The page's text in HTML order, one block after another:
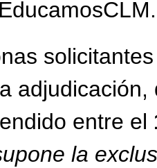
entre el
la